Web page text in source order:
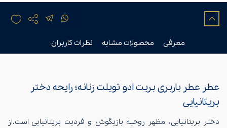
معرفی محصولات مشابه نظرات کاربران
عطر عطر باربری بریت ادو تویلت زنانه؛ رایحه دختر
بریتانیایی
دختر بریتانیایی، مظهر روحیه بازیگوش و فردیت بریتانیایی است.از